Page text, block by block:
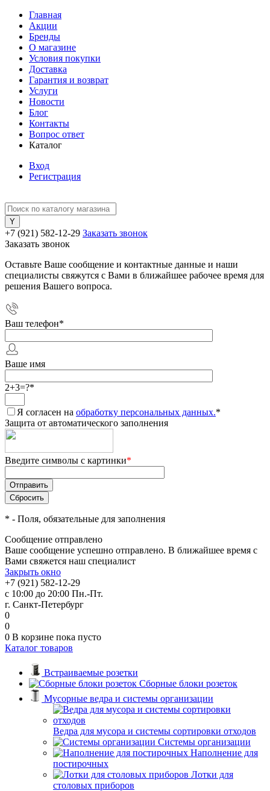
Главная
Акции
Бренды
О магазине
Условия покупки
Доставка
Гарантия и возврат
Услуги
Новости
Блог
Контакты
Вопрос ответ
Каталог
Вход
Регистрация
+7 (921) 582-12-29 Заказать звонок
Заказать звонок
Оставьте Ваше сообщение и контактные данные и наши
специалисты свяжутся с Вами в ближайшее рабочее время для
решения Вашего вопроса.
Ваш телефон*
Ваше имя
2+3=?*
Я согласен на обработку персональных данных.*
Защита от автоматического заполнения
Введите символы с картинки*
* - Поля, обязательные для заполнения
Сообщение отправлено
Ваше сообщение успешно отправлено. В ближайшее время с
Вами свяжется наш специалист
Закрыть окно
+7 (921) 582-12-29
с 10:00 до 20:00 Пн.-Пт.
г. Санкт-Петербург
0
0
0 В корзине пока пусто
Каталог товаров
Встраиваемые розетки
Сборные блоки розеток
Мусорные ведра и системы организации
Ведра для мусора и системы сортировки отходов
Системы организации
Наполнение для
постирочных
Лотки для
столовых приборов